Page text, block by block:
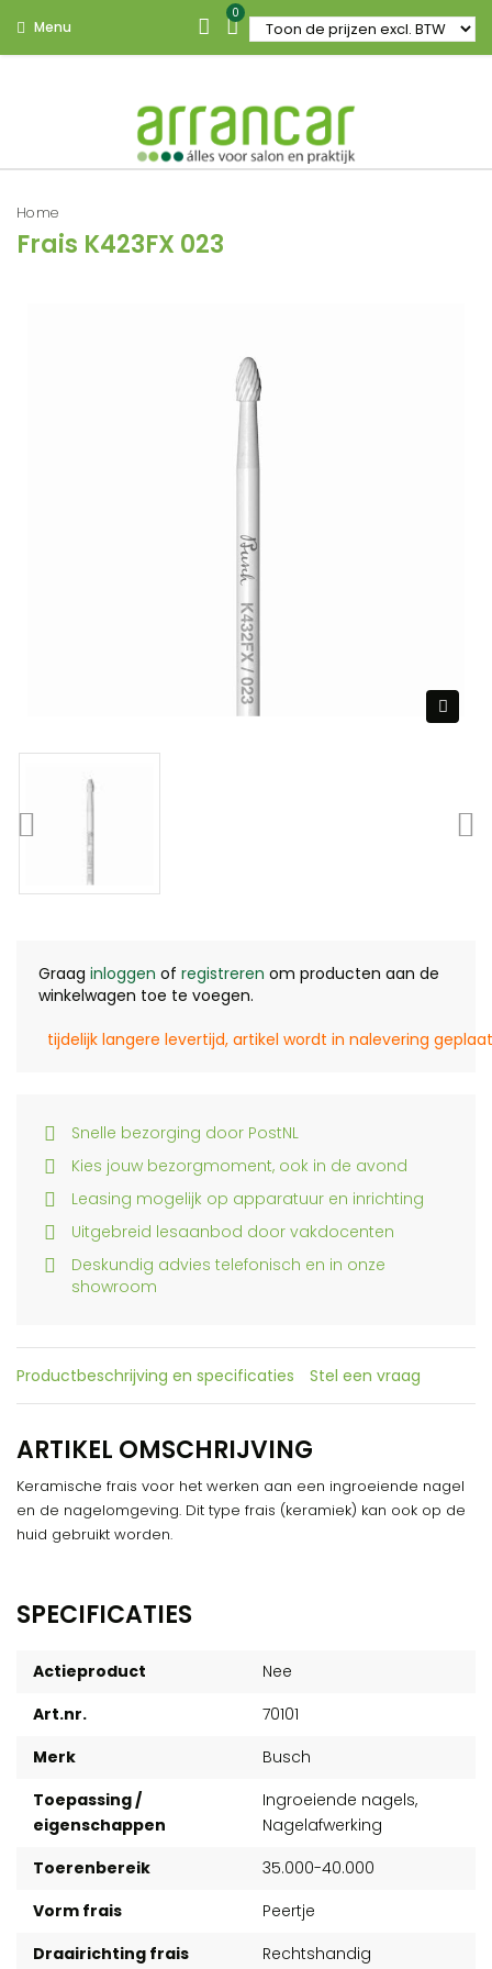
Menu
0
Home
Frais K423FX 023
Graag inloggen of registreren om producten aan de
winkelwagen toe te voegen.
tijdelijk langere levertijd, artikel wordt in nalevering
Snelle bezorging door PostNL
Kies jouw bezorgmoment, ook in de avond
Leasing mogelijk op apparatuur en inrichting
Uitgebreid lesaanbod door vakdocenten
Deskundig advies telefonisch en in onze
showroom
Productbeschrijving en specificaties Stel een vraag
ARTIKEL OMSCHRIJVING
Keramische frais voor het werken aan een ingroeiende nagel
en de nagelomgeving. Dit type frais (keramiek) kan ook op de
huid gebruikt worden.
SPECIFICATIES
Actieproduct
Nee
Art.nr.
70101
Merk
Busch
Toepassing /
eigenschappen
Ingroeiende nagels,
Nagelafwerking
Toerenbereik
35.000-40.000
Vorm frais
Peertje
Draairichting frais
Rechtshandig